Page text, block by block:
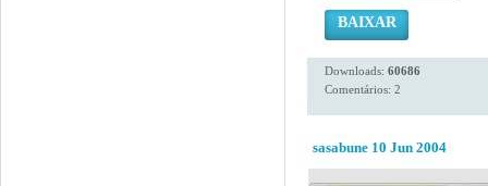
BAIXAR
Downloads: 60686
Comentários: 2
sasabune 10 Jun 2004